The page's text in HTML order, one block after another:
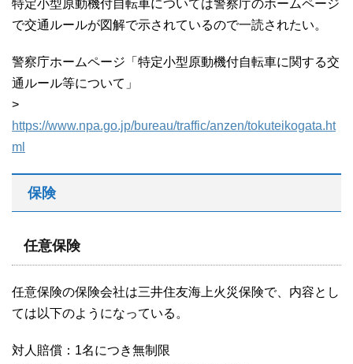
特定小型原動機付自転車については警察庁のホームページ
で交通ルールが図解で示されているので一読されたい。
警察庁ホームページ「特定小型原動機付自転車に関する交
通ルール等について」
>
https://www.npa.go.jp/bureau/traffic/anzen/tokuteikogata.ht
ml
保険
任意保険
任意保険の保険会社は三井住友海上火災保険で、内容とし
ては以下のようになっている。
対人賠償：1名につき無制限